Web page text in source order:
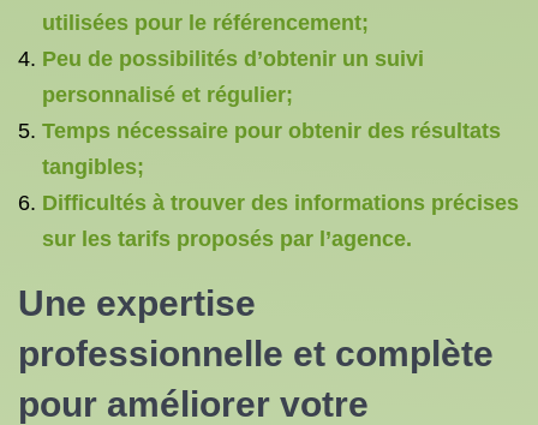
utilisées pour le référencement;
Peu de possibilités d’obtenir un suivi
personnalisé et régulier;
Temps nécessaire pour obtenir des résultats
tangibles;
Difficultés à trouver des informations précises
sur les tarifs proposés par l’agence.
Une expertise
professionnelle et complète
pour améliorer votre